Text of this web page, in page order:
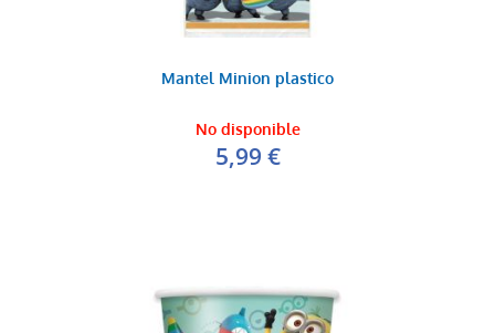
Mantel Minion plastico
No disponible
5,99 €